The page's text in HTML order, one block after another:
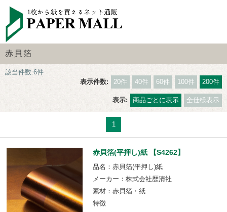
赤貝箔
該当件数:6件
表示件数:
20件 40件 60件 100件 200件
表示: 商品ごとに表示 全仕様表示
1
赤貝箔(平押し)紙 【S4262】
品名：赤貝箔(平押し)紙
メーカー：株式会社歴清社
素材：赤貝箔・紙
特徴